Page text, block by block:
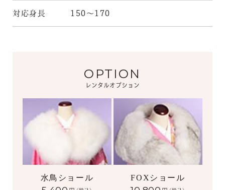
対応身長 150～170
OPTION
レンタルオプション
水鳥ショール FOXショール